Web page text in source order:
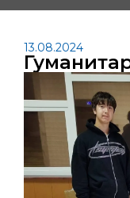
13.08.2024